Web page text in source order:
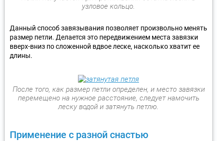
узловое кольцо.
Данный способ завязывания позволяет произвольно менять
размер петли. Делается это передвижением места завязки
вверх-вниз по сложенной вдвое леске, насколько хватит ее
длины.
После того, как размер петли определен, и место завязки
перемещено на нужное расстояние, следует намочить
леску водой и затянуть петлю.
Применение с разной снастью